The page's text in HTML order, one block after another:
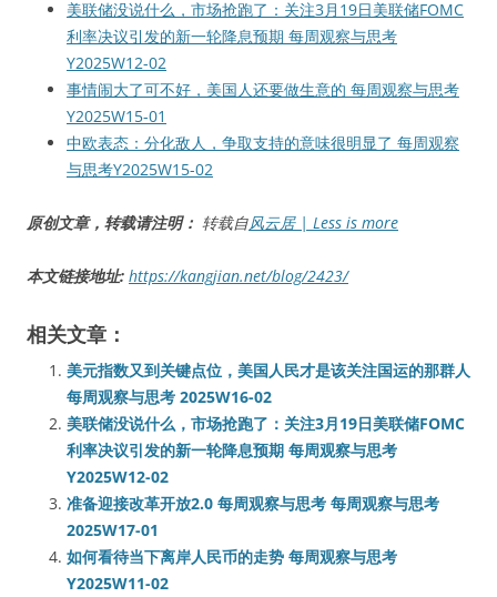
美联储没说什么，市场抢跑了：关注3月19日美联储FOMC
利率决议引发的新一轮降息预期 每周观察与思考
Y2025W12-02
事情闹大了可不好，美国人还要做生意的 每周观察与思考
Y2025W15-01
中欧表态：分化敌人，争取支持的意味很明显了 每周观察
与思考Y2025W15-02
原创文章，转载请注明： 转载自风云居 | Less is more
本文链接地址: https://kangjian.net/blog/2423/
相关文章：
美元指数又到关键点位，美国人民才是该关注国运的那群人
每周观察与思考 2025W16-02
美联储没说什么，市场抢跑了：关注3月19日美联储FOMC
利率决议引发的新一轮降息预期 每周观察与思考
Y2025W12-02
准备迎接改革开放2.0 每周观察与思考 每周观察与思考
2025W17-01
如何看待当下离岸人民币的走势 每周观察与思考
Y2025W11-02